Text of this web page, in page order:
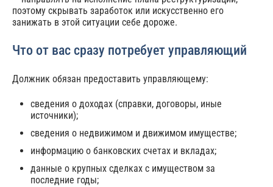
поэтому скрывать заработок или искусственно его
занижать в этой ситуации себе дороже.
Что от вас сразу потребует управляющий
Должник обязан предоставить управляющему:
сведения о доходах (справки, договоры, иные
источники);
сведения о недвижимом и движимом имуществе;
информацию о банковских счетах и вкладах;
данные о крупных сделках с имуществом за
последние годы;